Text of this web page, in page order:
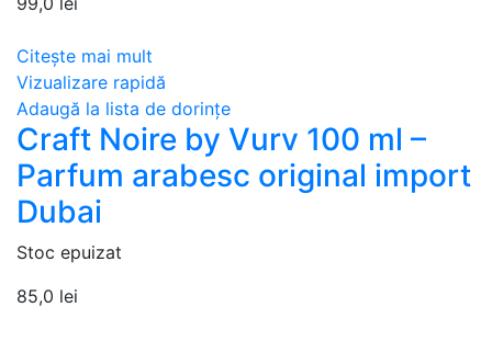
Citește mai mult
Vizualizare rapidă
Adaugă la lista de dorințe
Craft Noire by Vurv 100 ml –
Parfum arabesc original import
Dubai
Stoc epuizat
85,0 lei